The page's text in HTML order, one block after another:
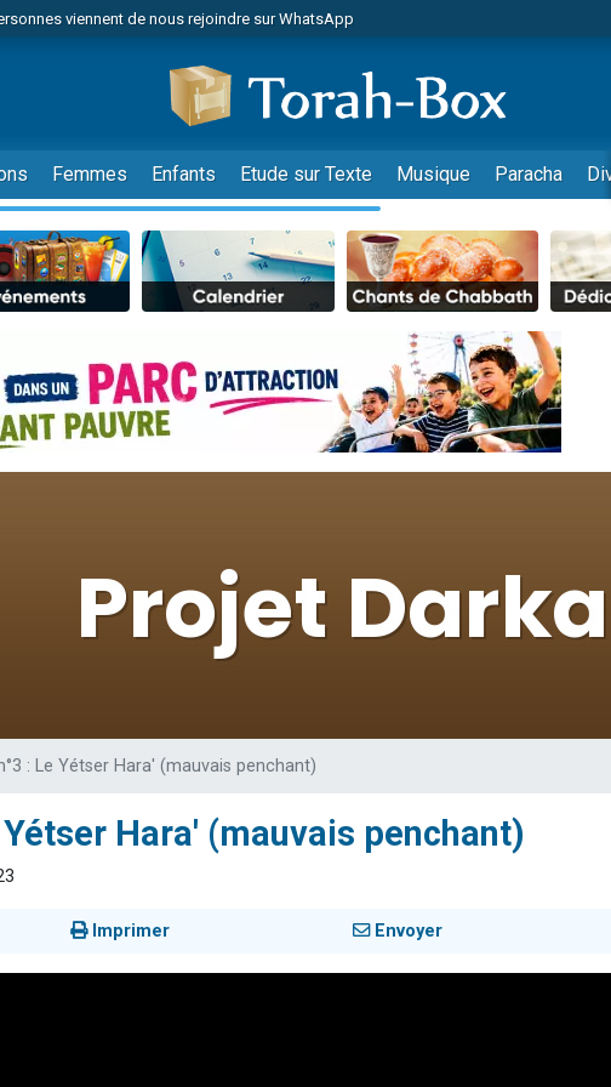
viennent de nous rejoindre sur WhatsApp
2 personnes viennent de faire un don pour 1 Journée de Vacances Pour les Enfants
personnes viennent de demander une bénédiction
viennent de nous rejoindre sur WhatsApp
Il reste 49 places pour étudier en groupe sur Zoom
23 personnes viennent de faire un don pour Diane, 80 ans, dans un appartement
vient de donner son Maasser
viennent de nous rejoindre sur WhatsApp
3 personnes viennent de faire un don pour 5 jours de vacances aux Orphelins
vient de donner son Maasser
viennent de demander une bénédiction
Il reste 49 places pour étudier en groupe sur Zoom
12 nouvelles musiques dans Torah-Box Music
viennent de nous rejoindre sur WhatsApp
Femmes Enfants Etude sur Texte Musique Paracha
: Le Yétser Hara' (mauvais penchant)
Hara' (mauvais penchant)
Imprimer Envoyer